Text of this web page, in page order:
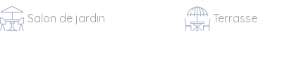
Salon de jardin Terrasse